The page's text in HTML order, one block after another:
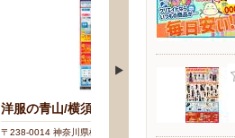
洋服の青山/横須賀三春町
〒238-0014 神奈川県横須賀市三春町4丁目7番1